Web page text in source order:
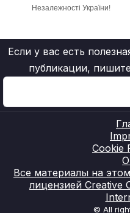
Незалежності України!
Если у вас есть
публикации,
Cookie
Все материалы на
лицензией Creative
© All